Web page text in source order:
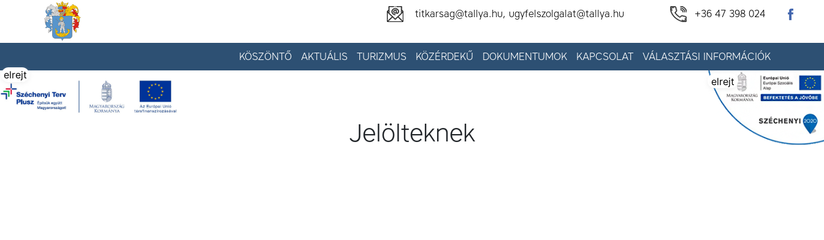
titkarsag@tallya.hu, ugyfelszolgalat@tallya.hu +36 47 398 024
KÖSZÖNTŐ AKTUÁLIS TURIZMUS KÖZÉRDEKŰ DOKUMENTUMOK KAPCSOLAT
VÁLASZTÁSI INFORMÁCIÓK
elrejt
elrejt
Jelölteknek